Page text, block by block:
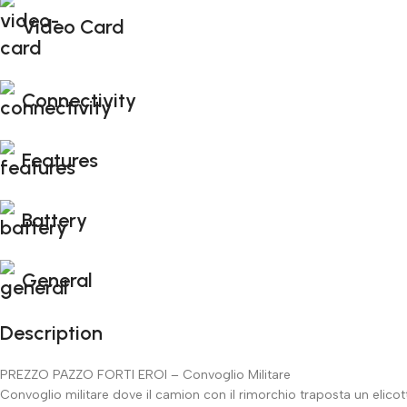
Video Card
Connectivity
Features
Battery
General
Description
PREZZO PAZZO FORTI EROI – Convoglio Militare
Convoglio militare dove il camion con il rimorchio traposta un